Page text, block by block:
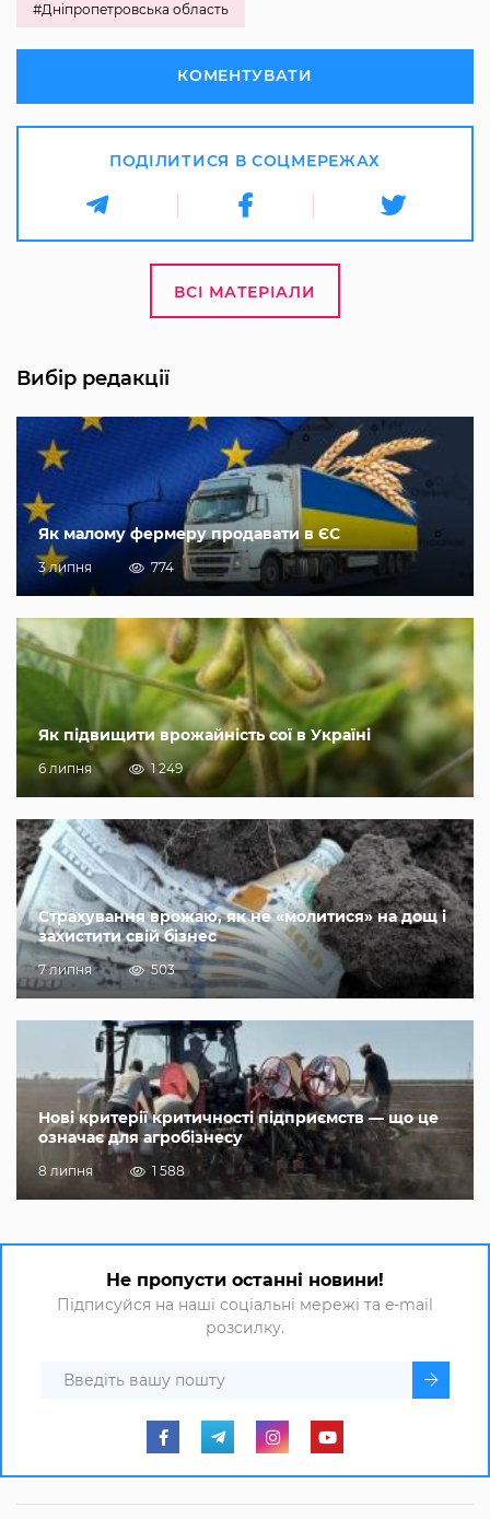
#Дніпропетровська область
КОМЕНТУВАТИ
ПОДІЛИТИСЯ В СОЦМЕРЕЖАХ
ВСІ МАТЕРІАЛИ
Вибір редакції
Як малому фермеру продавати в ЄС
3 липня 774
Як підвищити врожайність сої в Україні
6 липня 1 249
Страхування врожаю, як не «молитися» на дощ і
захистити свій бізнес
7 липня 503
Нові критерії критичності підприємств — що це
означає для агробізнесу
8 липня 1 588
Не пропусти останні новини!
Підписуйся на наші соціальні мережі та e-mail
розсилку.